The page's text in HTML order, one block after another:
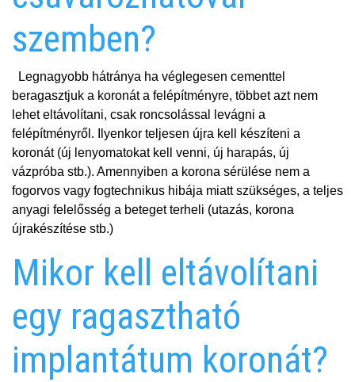
szemben?
Legnagyobb hátránya ha véglegesen cementtel
beragasztjuk a koronát a felépítményre, többet azt nem
lehet eltávolítani, csak roncsolással levágni a
felépítményről. Ilyenkor teljesen újra kell készíteni a
koronát (új lenyomatokat kell venni, új harapás, új
vázpróba stb.). Amennyiben a korona sérülése nem a
fogorvos vagy fogtechnikus hibája miatt szükséges, a teljes
anyagi felelősség a beteget terheli (utazás, korona
újrakészítése stb.)
Mikor kell eltávolítani
egy ragasztható
implantátum koronát?